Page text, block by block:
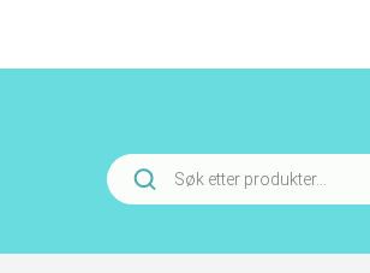
Products
search